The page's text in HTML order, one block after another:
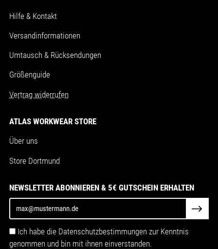
Hilfe & Kontakt
Versandinformationen
Umtausch & Rücksendungen
Größenguide
Vertrag widerrufen
ATLAS WORKWEAR STORE
Über uns
Store Dortmund
NEWSLETTER ABONNIEREN & 5€ GUTSCHEIN ERHALTEN
Ich habe die Datenschutzbestimmungen zur Kenntnis
genommen und bin mit ihnen einverstanden.